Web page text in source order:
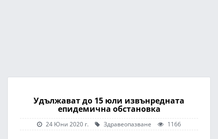
Удължават до 15 юли извънредната
епидемична обстановка
24 Юни 2020 г. Здравеопазване 1166